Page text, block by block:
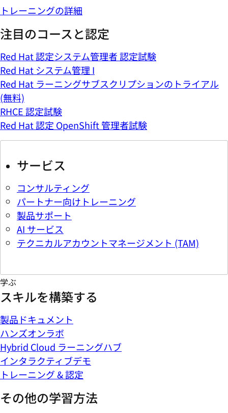
トレーニングの詳細
注目のコースと認定
Red Hat 認定システム管理者 認定試験
Red Hat システム管理 I
Red Hat ラーニングサブスクリプションのトライアル
(無料)
RHCE 認定試験
Red Hat 認定 OpenShift 管理者試験
サービス
コンサルティング
パートナー向けトレーニング
製品サポート
AI サービス
テクニカルアカウントマネージメント (TAM)
学ぶ
スキルを構築する
製品ドキュメント
ハンズオンラボ
Hybrid Cloud ラーニングハブ
インタラクティブデモ
トレーニング & 認定
その他の学習方法